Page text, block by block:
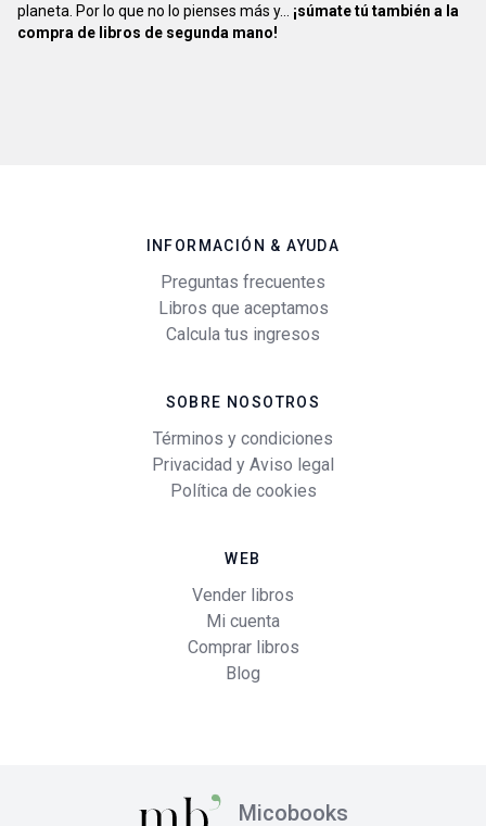
planeta. Por lo que no lo pienses más y... ¡súmate tú también a la
compra de libros de segunda mano!
INFORMACIÓN & AYUDA
Preguntas frecuentes
Libros que aceptamos
Calcula tus ingresos
SOBRE NOSOTROS
Términos y condiciones
Privacidad y Aviso legal
Política de cookies
WEB
Vender libros
Mi cuenta
Comprar libros
Blog
Micobooks